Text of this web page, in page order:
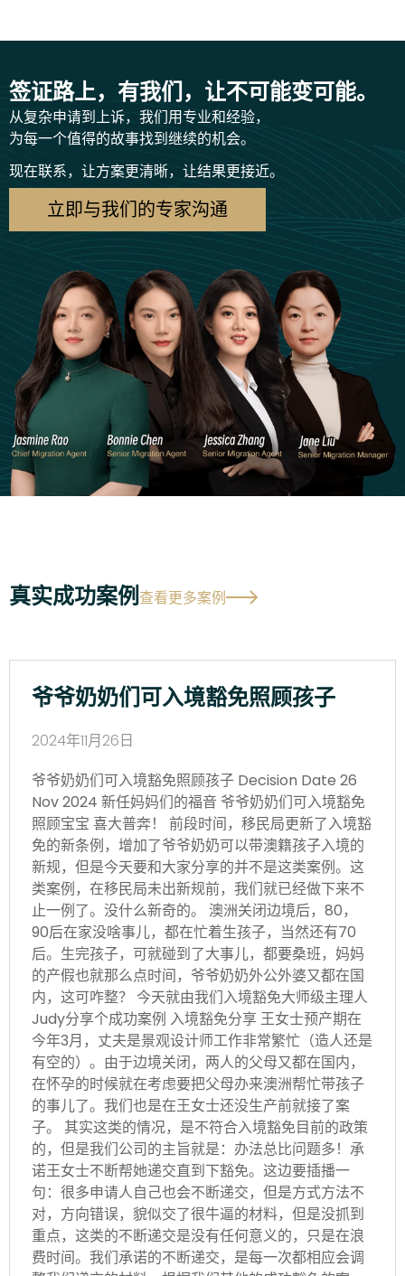
签证路上，有我们，让不可能变可能。
从复杂申请到上诉，我们用专业和经验，
为每一个值得的故事找到继续的机会。
现在联系，让方案更清晰，让结果更接近。
立即与我们的专家沟通
真实成功案例查看更多案例
爷爷奶奶们可入境豁免照顾孩子
2024年11月26日
爷爷奶奶们可入境豁免照顾孩子 Decision Date 26
Nov 2024 新任妈妈们的福音 爷爷奶奶们可入境豁免
照顾宝宝 喜大普奔！ 前段时间，移民局更新了入境豁
免的新条例，增加了爷爷奶奶可以带澳籍孩子入境的
新规，但是今天要和大家分享的并不是这类案例。这
类案例，在移民局未出新规前，我们就已经做下来不
止一例了。没什么新奇的。 澳洲关闭边境后，80，
90后在家没啥事儿，都在忙着生孩子，当然还有70
后。生完孩子，可就碰到了大事儿，都要桑班，妈妈
的产假也就那么点时间，爷爷奶奶外公外婆又都在国
内，这可咋整？ 今天就由我们入境豁免大师级主理人
Judy分享个成功案例 入境豁免分享 王女士预产期在
今年3月，丈夫是景观设计师工作非常繁忙（造人还是
有空的）。由于边境关闭，两人的父母又都在国内，
在怀孕的时候就在考虑要把父母办来澳洲帮忙带孩子
的事儿了。我们也是在王女士还没生产前就接了案
子。 其实这类的情况，是不符合入境豁免目前的政策
的，但是我们公司的主旨就是：办法总比问题多！承
诺王女士不断帮她递交直到下豁免。这边要插播一
句：很多申请人自己也会不断递交，但是方式方法不
对，方向错误，貌似交了很牛逼的材料，但是没抓到
重点，这类的不断递交是没有任何意义的，只是在浪
费时间。我们承诺的不断递交，是每一次都相应会调